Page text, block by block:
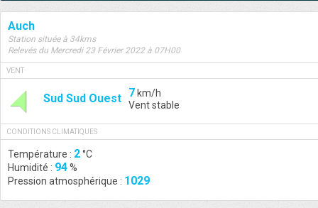
Auch
Station située à 34kms
Relevés du Mercredi 23 Février 2022 à 07H00
VENT
Sud Sud Ouest 7 km/h
Vent stable
CONDITIONS CLIMATIQUES
Température : 2°C
Humidité : 94%
Pression atmosphérique : 1029